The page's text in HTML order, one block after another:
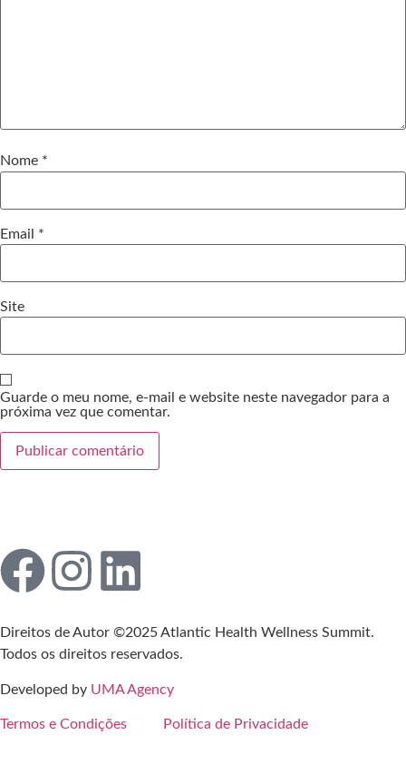
Nome *
Email *
Site
Guarde o meu nome, e-mail e website neste navegador para a
próxima vez que comentar.
Direitos de Autor ©2025 Atlantic Health Wellness Summit.
Todos os direitos reservados.
Developed by UMA Agency
Termos e Condições Política de Privacidade